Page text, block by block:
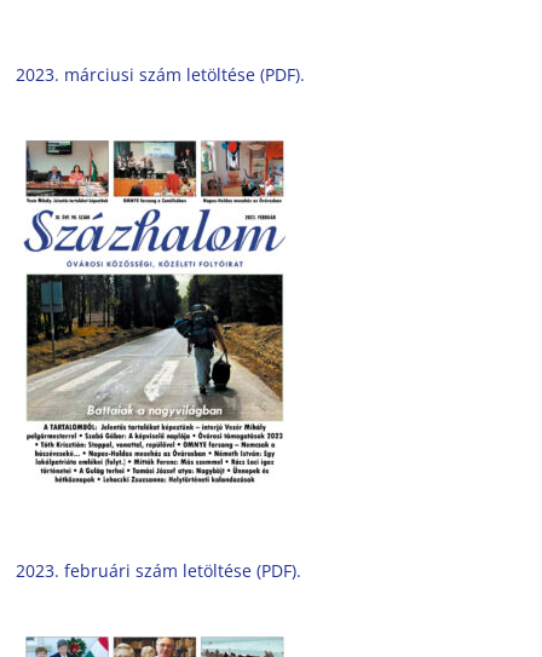
2023. márciusi szám letöltése (PDF).
2023. februári szám letöltése (PDF).